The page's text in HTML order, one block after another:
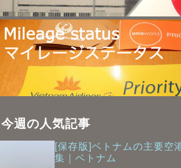
今週の人気記事
[保存版]ベトナムの主要空
集｜ベトナム